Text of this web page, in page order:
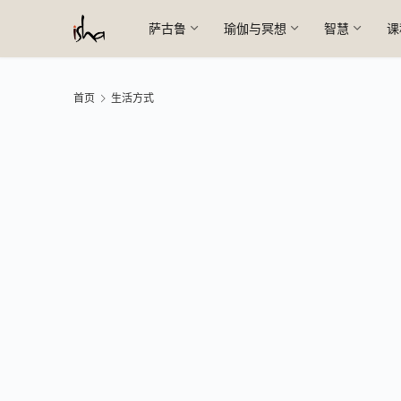
萨古鲁 瑜伽与冥想 智慧
首页 生活方式